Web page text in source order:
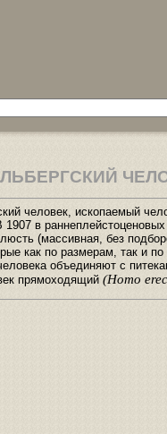
человек, ископаемый
в
(массивная, без
как по размерам, так и
объединяют с
прямоходящий (Homo